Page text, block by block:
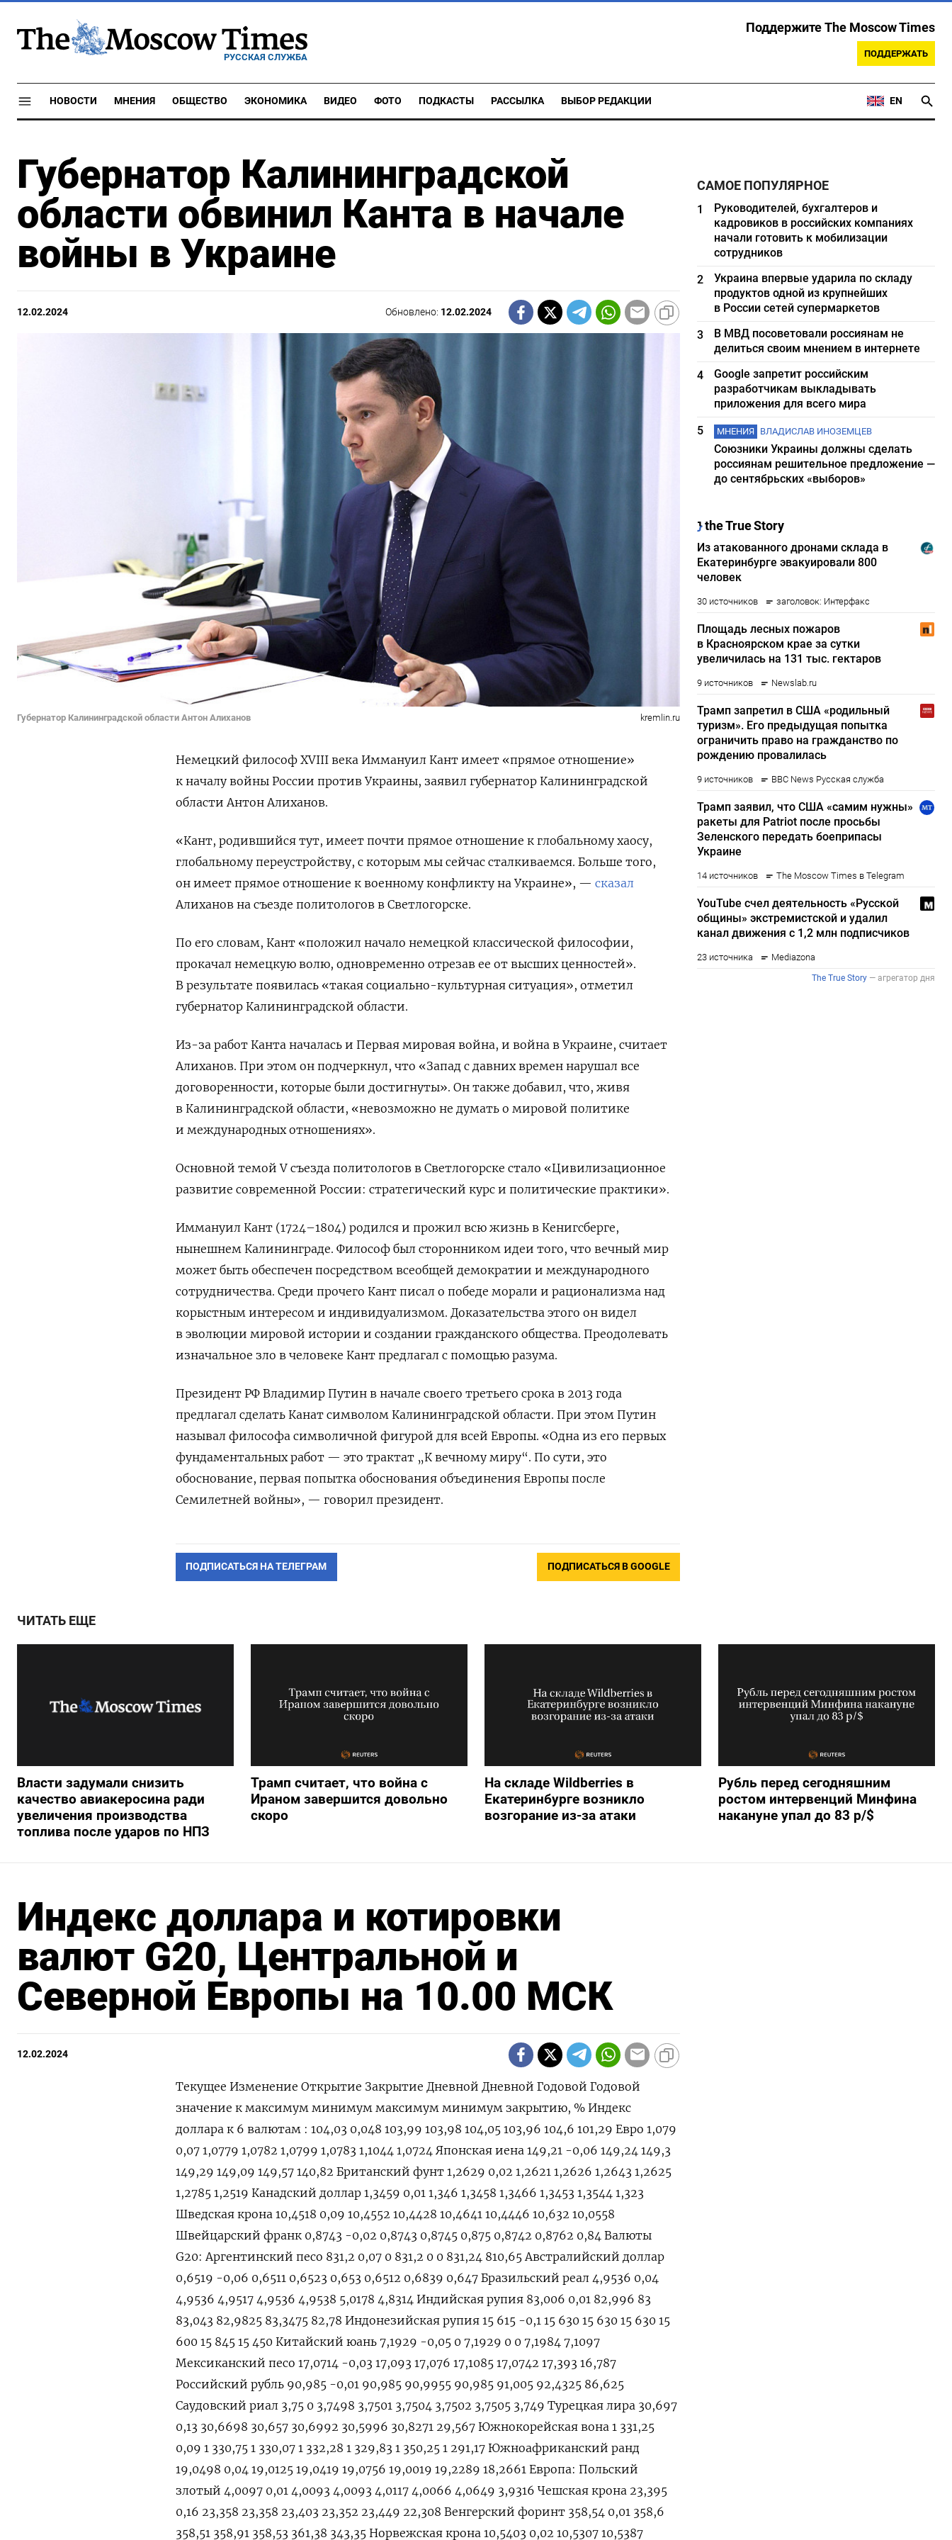
РУССКАЯ СЛУЖБА
Поддержите The Moscow Times
ПОДДЕРЖАТЬ
НОВОСТИ МНЕНИЯ ОБЩЕСТВО ЭКОНОМИКА ВИДЕО ФОТО ПОДКАСТЫ РАССЫЛКА ВЫБОР РЕДАКЦИИ EN
Губернатор Калининградской
области обвинил Канта в начале
войны в Украине
12.02.2024 Обновлено: 12.02.2024
Губернатор Калининградской области Антон Алиханов kremlin.ru
Немецкий философ XVIII века Иммануил Кант имеет «прямое отношение»
к началу войны России против Украины, заявил губернатор Калининградской
области Антон Алиханов.
«Кант, родившийся тут, имеет почти прямое отношение к глобальному хаосу,
глобальному переустройству, с которым мы сейчас сталкиваемся. Больше того,
он имеет прямое отношение к военному конфликту на Украине», — сказал
Алиханов на съезде политологов в Светлогорске.
По его словам, Кант «положил начало немецкой классической философии,
прокачал немецкую волю, одновременно отрезав ее от высших ценностей».
В результате появилась «такая социально-культурная ситуация», отметил
губернатор Калининградской области.
Из-за работ Канта началась и Первая мировая война, и война в Украине, считает
Алиханов. При этом он подчеркнул, что «Запад с давних времен нарушал все
договоренности, которые были достигнуты». Он также добавил, что, живя
в Калининградской области, «невозможно не думать о мировой политике
и международных отношениях».
Основной темой V съезда политологов в Светлогорске стало «Цивилизационное
развитие современной России: стратегический курс и политические практики».
Иммануил Кант (1724–1804) родился и прожил всю жизнь в Кенигсберге,
нынешнем Калининграде. Философ был сторонником идеи того, что вечный мир
может быть обеспечен посредством всеобщей демократии и международного
сотрудничества. Среди прочего Кант писал о победе морали и рационализма над
корыстным интересом и индивидуализмом. Доказательства этого он видел
в эволюции мировой истории и создании гражданского общества. Преодолевать
изначальное зло в человеке Кант предлагал с помощью разума.
Президент РФ Владимир Путин в начале своего третьего срока в 2013 года
предлагал сделать Канат символом Калининградской области. При этом Путин
называл философа символичной фигурой для всей Европы. «Одна из его первых
фундаментальных работ — это трактат „К вечному миру“. По сути, это
обоснование, первая попытка обоснования объединения Европы после
Семилетней войны», — говорил президент.
ПОДПИСАТЬСЯ НА ТЕЛЕГРАМ ПОДПИСАТЬСЯ В GOOGLE
САМОЕ ПОПУЛЯРНОЕ
1
Руководителей, бухгалтеров и
кадровиков в российских компаниях
начали готовить к мобилизации
сотрудников
2
Украина впервые ударила по складу
продуктов одной из крупнейших
в России сетей супермаркетов
3
В МВД посоветовали россиянам не
делиться своим мнением в интернете
4
Google запретит российским
разработчикам выкладывать
приложения для всего мира
5
МНЕНИЯ ВЛАДИСЛАВ ИНОЗЕМЦЕВ
Союзники Украины должны сделать
россиянам решительное предложение —
до сентябрьских «выборов»
ЧИТАТЬ ЕЩЕ
Власти задумали снизить
качество авиакеросина ради
увеличения производства
топлива после ударов по НПЗ
Трамп считает, что война с
Ираном завершится довольно
скоро
На складе Wildberries в
Екатеринбурге возникло
возгорание из-за атаки
Рубль перед сегодняшним
ростом интервенций Минфина
накануне упал до 83 р/$
Индекс доллара и котировки
валют G20, Центральной и
Северной Европы на 10.00 МСК
12.02.2024
Текущее Изменение Открытие Закрытие Дневной Дневной Годовой Годовой
значение к максимум минимум максимум минимум закрытию, % Индекс
доллара к 6 валютам : 104,03 0,048 103,99 103,98 104,05 103,96 104,6 101,29 Евро 1,079
0,07 1,0779 1,0782 1,0799 1,0783 1,1044 1,0724 Японская иена 149,21 -0,06 149,24 149,3
149,29 149,09 149,57 140,82 Британский фунт 1,2629 0,02 1,2621 1,2626 1,2643 1,2625
1,2785 1,2519 Канадский доллар 1,3459 0,01 1,346 1,3458 1,3466 1,3453 1,3544 1,323
Шведская крона 10,4518 0,09 10,4552 10,4428 10,4641 10,4446 10,632 10,0558
Швейцарский франк 0,8743 -0,02 0,8743 0,8745 0,875 0,8742 0,8762 0,84 Валюты
G20: Аргентинский песо 831,2 0,07 0 831,2 0 0 831,24 810,65 Австралийский доллар
0,6519 -0,06 0,6511 0,6523 0,653 0,6512 0,6839 0,647 Бразильский реал 4,9536 0,04
4,9536 4,9517 4,9536 4,9538 5,0178 4,8314 Индийская рупия 83,006 0,01 82,996 83
83,043 82,9825 83,3475 82,78 Индонезийская рупия 15 615 -0,1 15 630 15 630 15 630 15
600 15 845 15 450 Китайский юань 7,1929 -0,05 0 7,1929 0 0 7,1984 7,1097
Мексиканский песо 17,0714 -0,03 17,093 17,076 17,1085 17,0742 17,393 16,787
Российский рубль 90,985 -0,01 90,985 90,9955 90,985 91,005 92,4325 86,625
Саудовский риал 3,75 0 3,7498 3,7501 3,7504 3,7502 3,7505 3,749 Турецкая лира 30,697
0,13 30,6698 30,657 30,6992 30,5996 30,8271 29,567 Южнокорейская вона 1 331,25
0,09 1 330,75 1 330,07 1 332,28 1 329,83 1 350,25 1 291,17 Южноафриканский ранд
19,0498 0,04 19,0125 19,0419 19,0756 19,0019 19,2289 18,2661 Европа: Польский
злотый 4,0097 0,01 4,0093 4,0093 4,0117 4,0066 4,0649 3,9316 Чешская крона 23,395
0,16 23,358 23,358 23,403 23,352 23,449 22,308 Венгерский форинт 358,54 0,01 358,6
358,51 358,91 358,53 361,38 343,35 Норвежская крона 10,5403 0,02 10,5307 10,5387